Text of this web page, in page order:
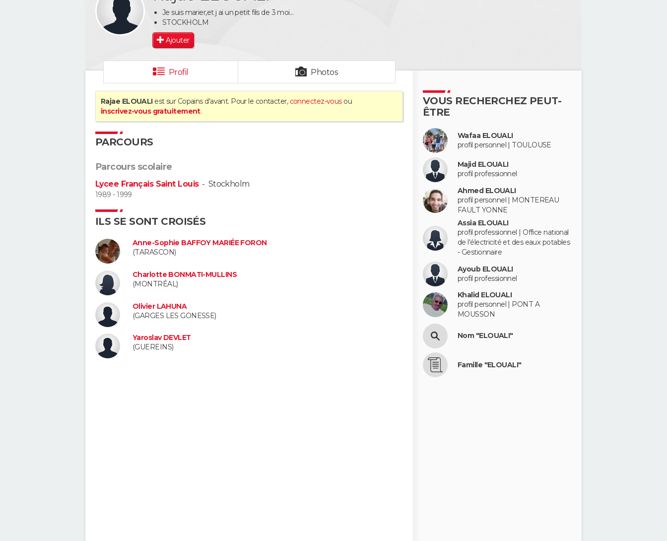
Je suis marier,et j ai un petit fils de 3 moi...
STOCKHOLM
Ajouter
Profil Photos
Rajae ELOUALI est sur Copains d'avant. Pour le contacter, connectez-vousou
inscrivez-vous gratuitement.
PARCOURS
Parcours scolaire
Lycee Français Saint Louis- Stockholm
1989 - 1999
ILS SE SONT CROISÉS
Anne-Sophie BAFFOY MARIÉE FORON
(TARASCON)
Charlotte BONMATI-MULLINS
(MONTRÉAL)
Olivier LAHUNA
(GARGES LES GONESSE)
Yaroslav DEVLET
(GUEREINS)
VOUS RECHERCHEZ PEUT-
ÊTRE
Wafaa ELOUALI
profil personnel | TOULOUSE
Majid ELOUALI
profil professionnel
Ahmed ELOUALI
profil personnel | MONTEREAU
FAULT YONNE
Assia ELOUALI
profil professionnel | Office national
de l'électricité et des eaux potables
- Gestionnaire
Ayoub ELOUALI
profil professionnel
Khalid ELOUALI
profil personnel | PONT A
MOUSSON
Nom "ELOUALI"
Famille "ELOUALI"